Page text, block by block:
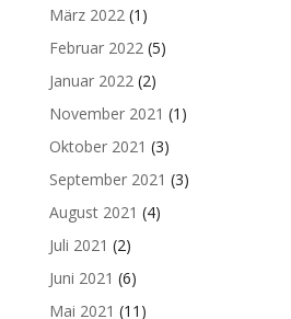
März 2022(1)
Februar 2022(5)
Januar 2022(2)
November 2021 (1)
Oktober 2021 (3)
September 2021 (3)
August 2021 (4)
Juli 2021 (2)
Juni 2021 (6)
Mai 2021 (11)